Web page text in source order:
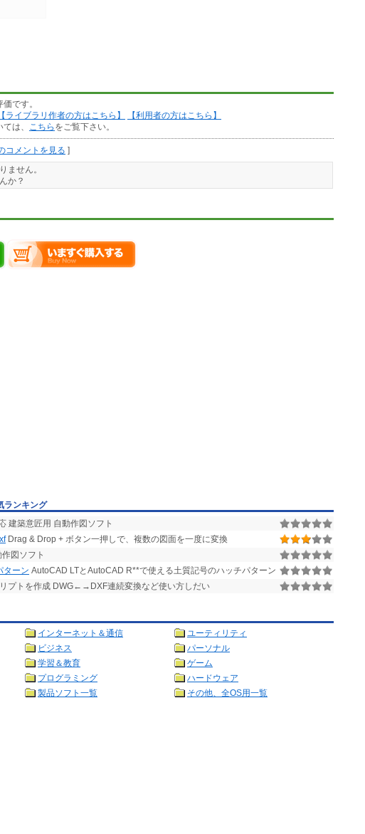
です。
【ライブラリ作者の方はこちら】
【利用者の方はこちら】
は、
こちら をご覧下さい。
コメントを見る ]
ません。
か？
ランキング
建築意匠用 自動作図ソフト
Drag & Drop + ボタン一押しで、複数の図面を一度に変換
図ソフト
ターン AutoCAD LTとAutoCAD R**で使える土質記号のハッチパターン
プトを作成 DWG←→DXF連続変換など使い方しだい
インターネット＆通信
ユーティリティ
ビジネス
パーソナル
学習＆教育
ゲーム
プログラミング
ハードウェア
製品ソフト一覧 その他、全OS用一覧